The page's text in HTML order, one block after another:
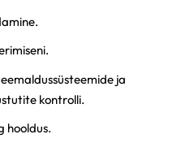
ja
kontrolli.
hooldus.